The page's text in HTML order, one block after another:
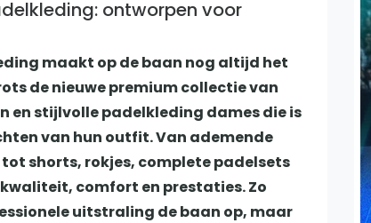
Vragen over padel
Overige
Ranglijsten
Nationale Toernooien
Internationale toernooien
Insights
ontworpen voor
maakt op de baan nog altijd het
de nieuwe premium collectie van
en stijlvolle padelkleding dames die is
van hun outfit. Van ademende
shorts, rokjes, complete padelsets
comfort en prestaties. Zo
uitstraling de baan op, maar